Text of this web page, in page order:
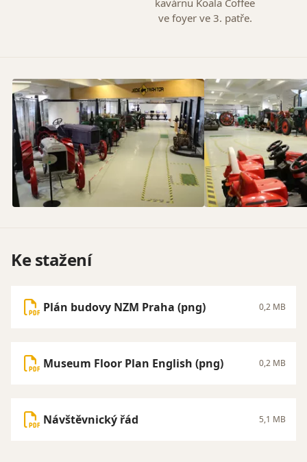
ve foyer ve 3. patře.
Ke stažení
Plán budovy NZM Praha (png) 0,2 MB
Museum Floor Plan English (png) 0,2 MB
Návštěvnický řád 5,1 MB